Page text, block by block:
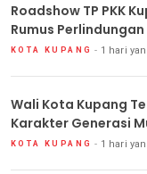
Roadshow TP PKK
Rumus Perlindungan
KOTA KUPANG 1 hari
Wali Kota Kupang
Karakter Generasi
KOTA KUPANG 1 hari